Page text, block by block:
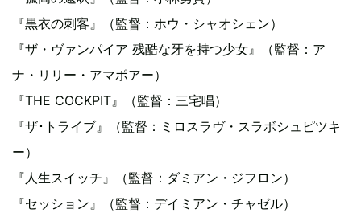
『黒衣の刺客』（監督：ホウ・シャオシェン）
『ザ・ヴァンパイア 残酷な牙を持つ少女』（監督：ア
ナ・リリー・アマポアー）
『THE COCKPIT』（監督：三宅唱）
『ザ･トライブ』（監督：ミロスラヴ・スラボシュピツキ
ー）
『人生スイッチ』（監督：ダミアン・ジフロン）
『セッション』（監督：デイミアン・チャゼル）